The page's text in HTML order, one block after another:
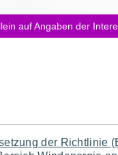
auf Angaben der
der Richtlinie